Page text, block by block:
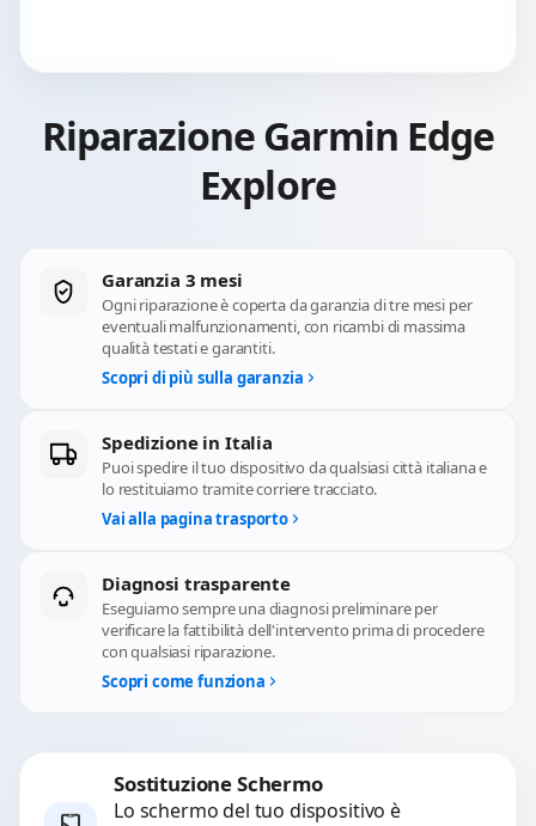
Riparazione Garmin Edge
Explore
Garanzia 3 mesi
Ogni riparazione è coperta da garanzia di tre mesi per
eventuali malfunzionamenti, con ricambi di massima
qualità testati e garantiti.
Scopri di più sulla garanzia
Spedizione in Italia
Puoi spedire il tuo dispositivo da qualsiasi città italiana e
lo restituiamo tramite corriere tracciato.
Vai alla pagina trasporto
Diagnosi trasparente
Eseguiamo sempre una diagnosi preliminare per
verificare la fattibilità dell'intervento prima di procedere
con qualsiasi riparazione.
Scopri come funziona
Sostituzione Schermo
Lo schermo del tuo dispositivo è